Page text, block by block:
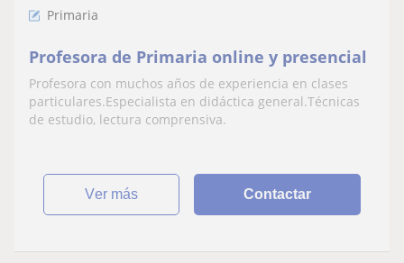
Primaria
Profesora de Primaria online y presencial
Profesora con muchos años de experiencia en clases
particulares.Especialista en didáctica general.Técnicas
de estudio, lectura comprensiva.
ver más Contactar